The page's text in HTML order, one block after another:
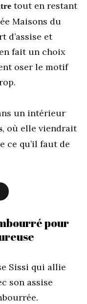
tout en restant
Maisons du
d’assise et
fait un choix
oser le motif
un intérieur
, où elle viendrait
ce qu’il faut de
pour
Sissi qui allie
son assise